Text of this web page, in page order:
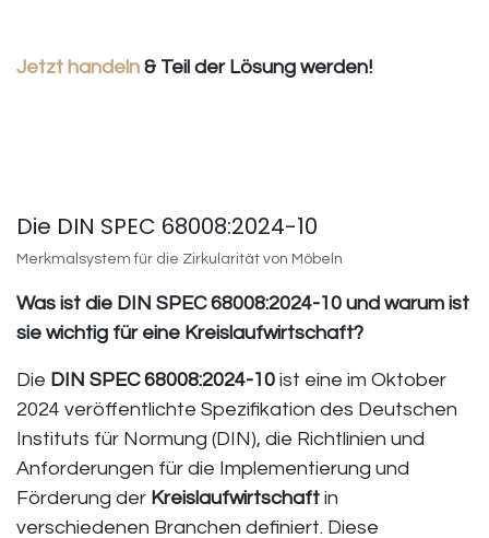
Jetzt handeln & Teil der Lösung werden!
Die DIN SPEC 68008:2024-10
Merkmalsystem für die Zirkularität von Möbeln
Was ist die DIN SPEC 68008:2024-10 und warum ist
sie wichtig für eine Kreislaufwirtschaft?
Die DIN SPEC 68008:2024-10 ist eine im Oktober
2024 veröffentlichte Spezifikation des Deutschen
Instituts für Normung (DIN), die Richtlinien und
Anforderungen für die Implementierung und
Förderung der Kreislaufwirtschaft in
verschiedenen Branchen definiert. Diese